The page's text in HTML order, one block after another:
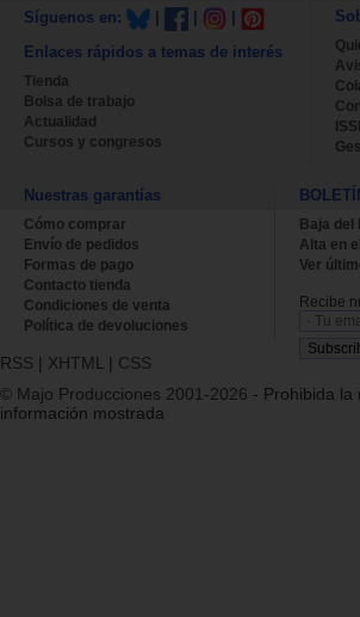
Síguenos en:
Enlaces rápidos a temas de interés
Tienda
Bolsa de trabajo
Actualidad
Cursos y congresos
Nuestras garantías
Cómo comprar
Envío de pedidos
Formas de pago
Contacto tienda
Condiciones de venta
Política de devoluciones
Baja del
Alta en
Ver
Recibe
RSS | XHTML | CSS
© Majo Producciones 2001-2026 - Prohibida la
información mostrada